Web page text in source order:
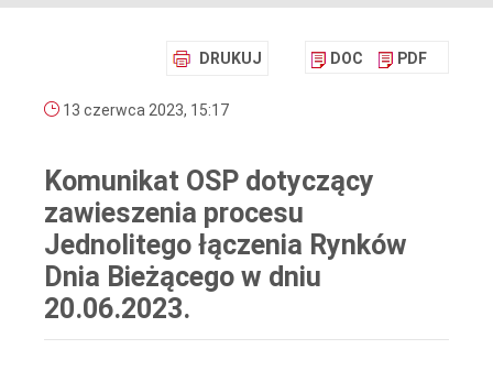
DRUKUJ DOC PDF
13 czerwca 2023, 15:17
Komunikat OSP dotyczący
zawieszenia procesu
Jednolitego łączenia Rynków
Dnia Bieżącego w dniu
20.06.2023.